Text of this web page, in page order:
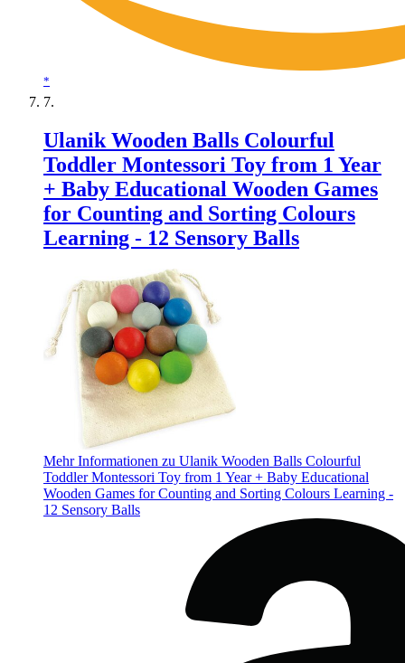
*
Ulanik Wooden Balls Colourful
Toddler Montessori Toy from 1 Year
+ Baby Educational Wooden Games
for Counting and Sorting Colours
Learning - 12 Sensory Balls
Mehr Informationen zu Ulanik Wooden Balls Colourful
Toddler Montessori Toy from 1 Year + Baby Educational
Wooden Games for Counting and Sorting Colours Learning -
12 Sensory Balls